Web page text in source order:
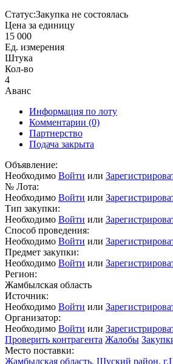
Статус:Закупка не состоялась
Цена за единицу
15 000
Ед. измерения
Штука
Кол-во
4
Аванс
Информация по лоту
Комментарии (0)
Партнерство
Подача закрыта
Объявление:
Необходимо Войти или
№ Лота:
Необходимо Войти или
Тип закупки:
Необходимо Войти или
Способ проведения:
Необходимо Войти или
Предмет закупки:
Необходимо Войти или
Регион:
Жамбылская область
Источник:
Необходимо Войти или
Организатор:
Необходимо Войти или
Проверить контрагента Жалобы
Место поставки:
Жамбылская область, Шуский район,